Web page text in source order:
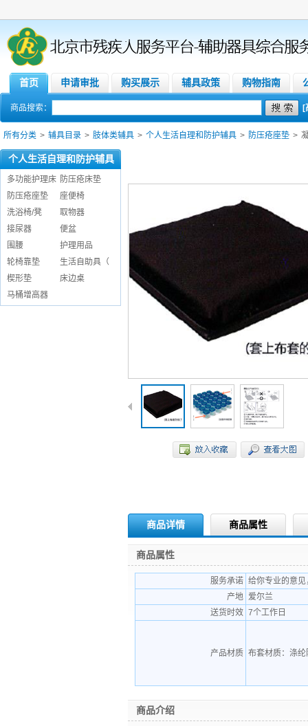
首页 申请审批 购买展示 辅具政策 购物指南
商品搜索： [
所有分类 > 辅具目录 > 肢体类辅具 > 个人生活自理和防护辅具 > 防压疮座垫 >
个人生活自理和防护辅具
多功能护理床 防压疮床垫
防压疮座垫
座便椅
洗浴椅/凳
取物器
接尿器
便盆
围腰
护理用品
轮椅靠垫
生活自助具（
楔形垫
床边桌
马桶增高器
商品详情 商品属性
商品属性
服务承诺 给你专业的意
产地 爱尔兰
送货时效 7个工作日
产品材质 布套材质：涤
商品介绍